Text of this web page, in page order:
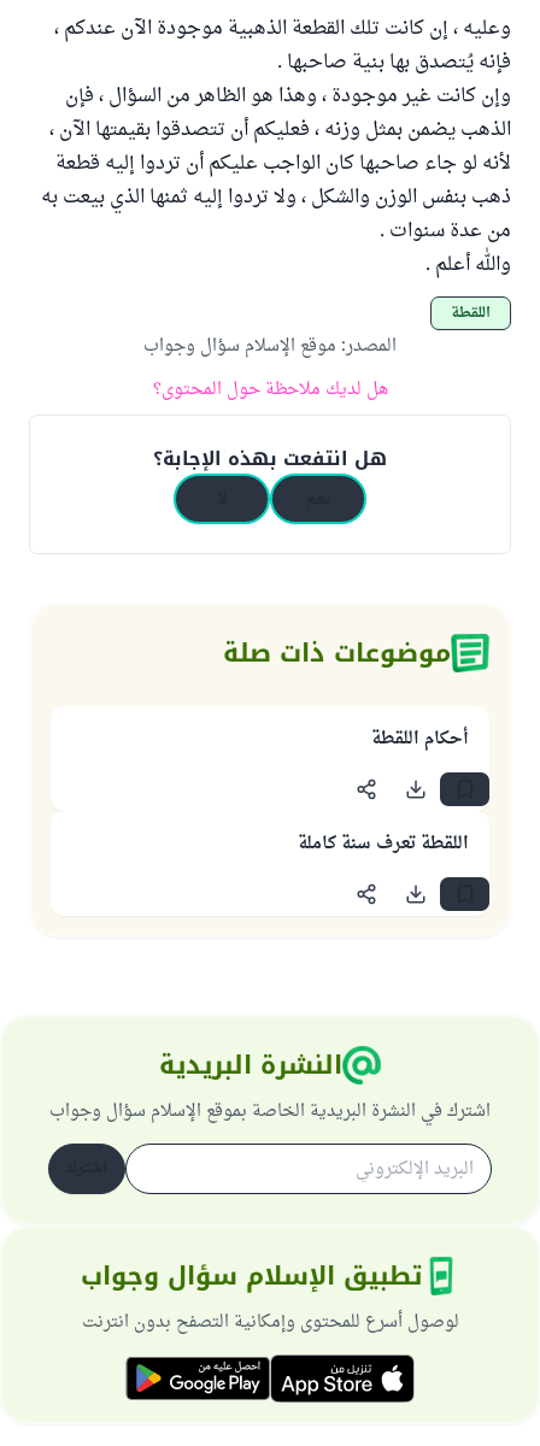
وعليه ، إن كانت تلك القطعة الذهبية موجودة الآن عندكم ،
فإنه يُتصدق بها بنية صاحبها .
وإن كانت غير موجودة ، وهذا هو الظاهر من السؤال ، فإن
الذهب يضمن بمثل وزنه ، فعليكم أن تتصدقوا بقيمتها الآن ،
لأنه لو جاء صاحبها كان الواجب عليكم أن تردوا إليه قطعة
ذهب بنفس الوزن والشكل ، ولا تردوا إليه ثمنها الذي بيعت به
من عدة سنوات .
والله أعلم .
اللقطة
المصدر: موقع الإسلام سؤال وجواب
هل لديك ملاحظة حول المحتوى؟
هل انتفعت بهذه الإجابة؟
موضوعات ذات صلة
أحكام اللقطة
اللقطة تعرف سنة كاملة
النشرة البريدية
اشترك في النشرة البريدية الخاصة بموقع الإسلام سؤال وجواب
تطبيق الإسلام سؤال وجواب
لوصول أسرع للمحتوى وإمكانية التصفح بدون انترنت